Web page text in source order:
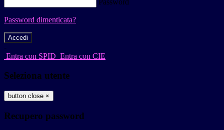
Password
Password dimenticata?
-
Entra con SPID Entra con CIE
Seleziona utente
button close ×
Recupero password